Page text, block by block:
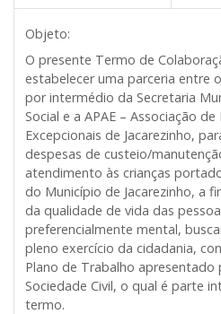
Objeto:
O presente Termo de
estabelecer uma parceria entre o
por intermédio da Secretaria
Social e a APAE – Associação
Excepcionais de Jacarezinho,
despesas de custeio/
atendimento às crianças
do Município de Jacarezinho, a
da qualidade de vida das
preferencialmente mental,
pleno exercício da cidadania,
Plano de Trabalho apresentado
Sociedade Civil, o qual é parte
termo.